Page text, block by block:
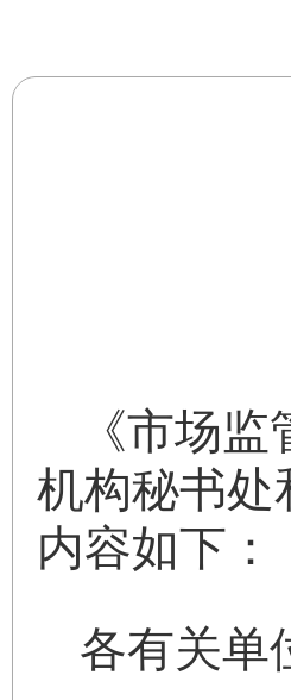
《市场
机构秘书处
内容如下：
各有关单